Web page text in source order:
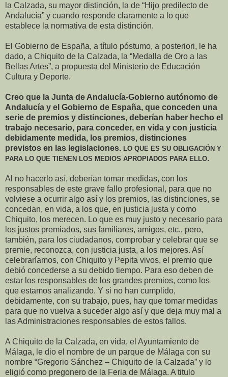
la Calzada, su mayor distinción, la de “Hijo predilecto de
Andalucía” y cuando responde claramente a lo que
establece la normativa de esta distinción.
El Gobierno de España, a título póstumo, a posteriori, le ha
dado, a Chiquito de la Calzada, la “Medalla de Oro a las
Bellas Artes”, a propuesta del Ministerio de Educación
Cultura y Deporte.
Creo que la Junta de Andalucía-Gobierno autónomo de
Andalucía y el Gobierno de España, que conceden una
serie de premios y distinciones, deberían haber hecho el
trabajo necesario, para conceder, en vida y con justicia
debidamente medida, los premios, distinciones
previstos en las legislaciones. LO QUE ES SU OBLIGACIÓN Y
PARA LO QUE TIENEN LOS MEDIOS APROPIADOS PARA ELLO.
Al no hacerlo así, deberían tomar medidas, con los
responsables de este grave fallo profesional, para que no
volviese a ocurrir algo así y los premios, las distinciones, se
concedan, en vida, a los que, en justicia justa y como
Chiquito, los merecen. Lo que es muy justo y necesario para
los justos premiados, sus familiares, amigos, etc., pero,
también, para los ciudadanos, comprobar y celebrar que se
premie, reconozca, con justicia justa, a los mejores. Así
celebraríamos, con Chiquito y Pepita vivos, el premio que
debió concederse a su debido tiempo. Para eso deben de
estar los responsables de los grandes premios, como los
que estamos analizando. Y si no han cumplido,
debidamente, con su trabajo, pues, hay que tomar medidas
para que no vuelva a suceder algo así y que deja muy mal a
las Administraciones responsables de estos fallos.
A Chiquito de la Calzada, en vida, el Ayuntamiento de
Málaga, le dio el nombre de un parque de Málaga con su
nombre “Gregorio Sánchez – Chiquito de la Calzada” y lo
eligió como pregonero de la Feria de Málaga. A titulo